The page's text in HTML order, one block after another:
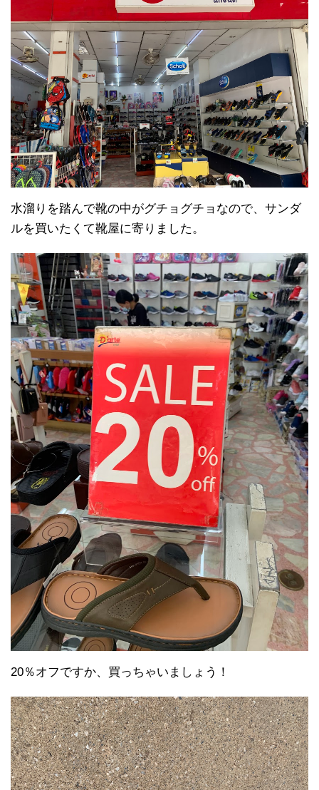
水溜りを踏んで靴の中がグチョグチョなので、サンダ
ルを買いたくて靴屋に寄りました。
20％オフですか、買っちゃいましょう！